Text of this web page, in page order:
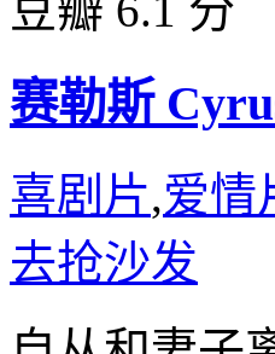
豆瓣 6.1 分
赛勒斯
喜剧片,爱情
去抢沙发